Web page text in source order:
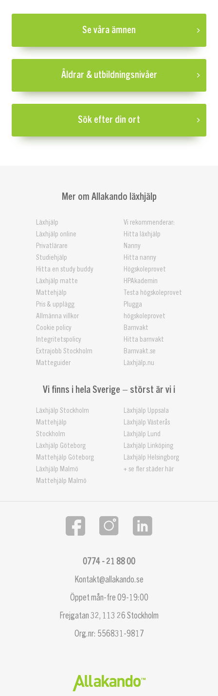
Se våra ämnen
Åldrar & utbildningsnivåer
Sök efter din ort
Mer om Allakando läxhjälp
Läxhjälp
Läxhjälp online
Privatlärare
Studiehjälp
Hitta en study buddy
Läxhjälp matte
Mattehjälp
Pris & upplägg
Allmänna villkor
Cookie policy
Integritetspolicy
Extrajobb Stockholm
Matteguider
Vi rekommenderar:
Hitta läxhjälp
Nanny
Hitta nanny
Högskoleprovet
HPAkademin
Testa högskoleprovet
Plugga
högskoleprovet
Barnvakt
Hitta barnvakt
Barnvakt.se
Läxhjälp.nu
Vi finns i hela Sverige – störst är vi i
Läxhjälp Stockholm
Mattehjälp
Stockholm
Läxhjälp Göteborg
Mattehjälp Göteborg
Läxhjälp Malmö
Mattehjälp Malmö
Läxhjälp Uppsala
Läxhjälp Västerås
Läxhjälp Lund
Läxhjälp Linköping
Läxhjälp Helsingborg
+ se fler städer här
Kontakt@allakando.se
0774 - 21 88 00
Öppet mån-fre 09-19:00
Frejgatan 32, 113 26 Stockholm
Org.nr: 556831-9817